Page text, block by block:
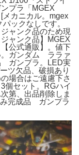
プラ「MGEX
メカニカル。mgex
ックなしです。
ャンク品のため現
ャンク品】MGEX
公式通販】。値下
。ガンダム ララァ
ガンプラ。LED実
ツ欠品、破損あり
場合はご遠慮下さ
セット。RGハイ
第、出品削除しま
完成品 ガンプラ